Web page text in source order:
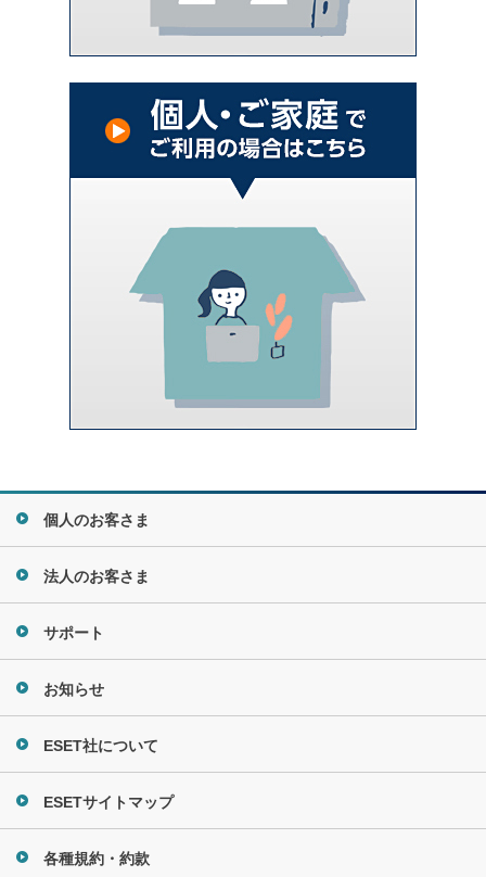
個人のお客さま
法人のお客さま
サポート
お知らせ
ESET社について
ESETサイトマップ
各種規約・約款